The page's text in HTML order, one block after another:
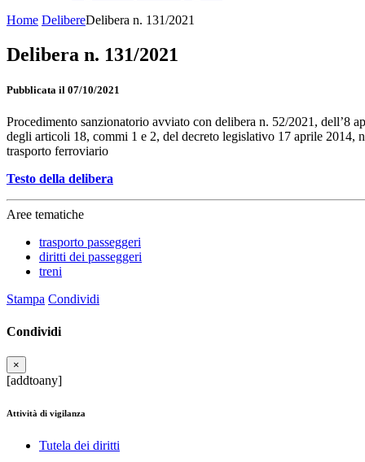
Home DelibereDelibera n. 131/2021
Delibera n. 131/2021
Pubblicata il 07/10/2021
Procedimento sanzionatorio avviato con delibera n. 52/2021,
degli articoli 18, commi 1 e 2, del decreto legislativo 17 aprile 2014,
trasporto ferroviario
Testo della delibera
Aree tematiche
trasporto passeggeri
diritti dei passeggeri
treni
Stampa Condividi
Condividi
×
[addtoany]
Attività di vigilanza
Tutela dei diritti